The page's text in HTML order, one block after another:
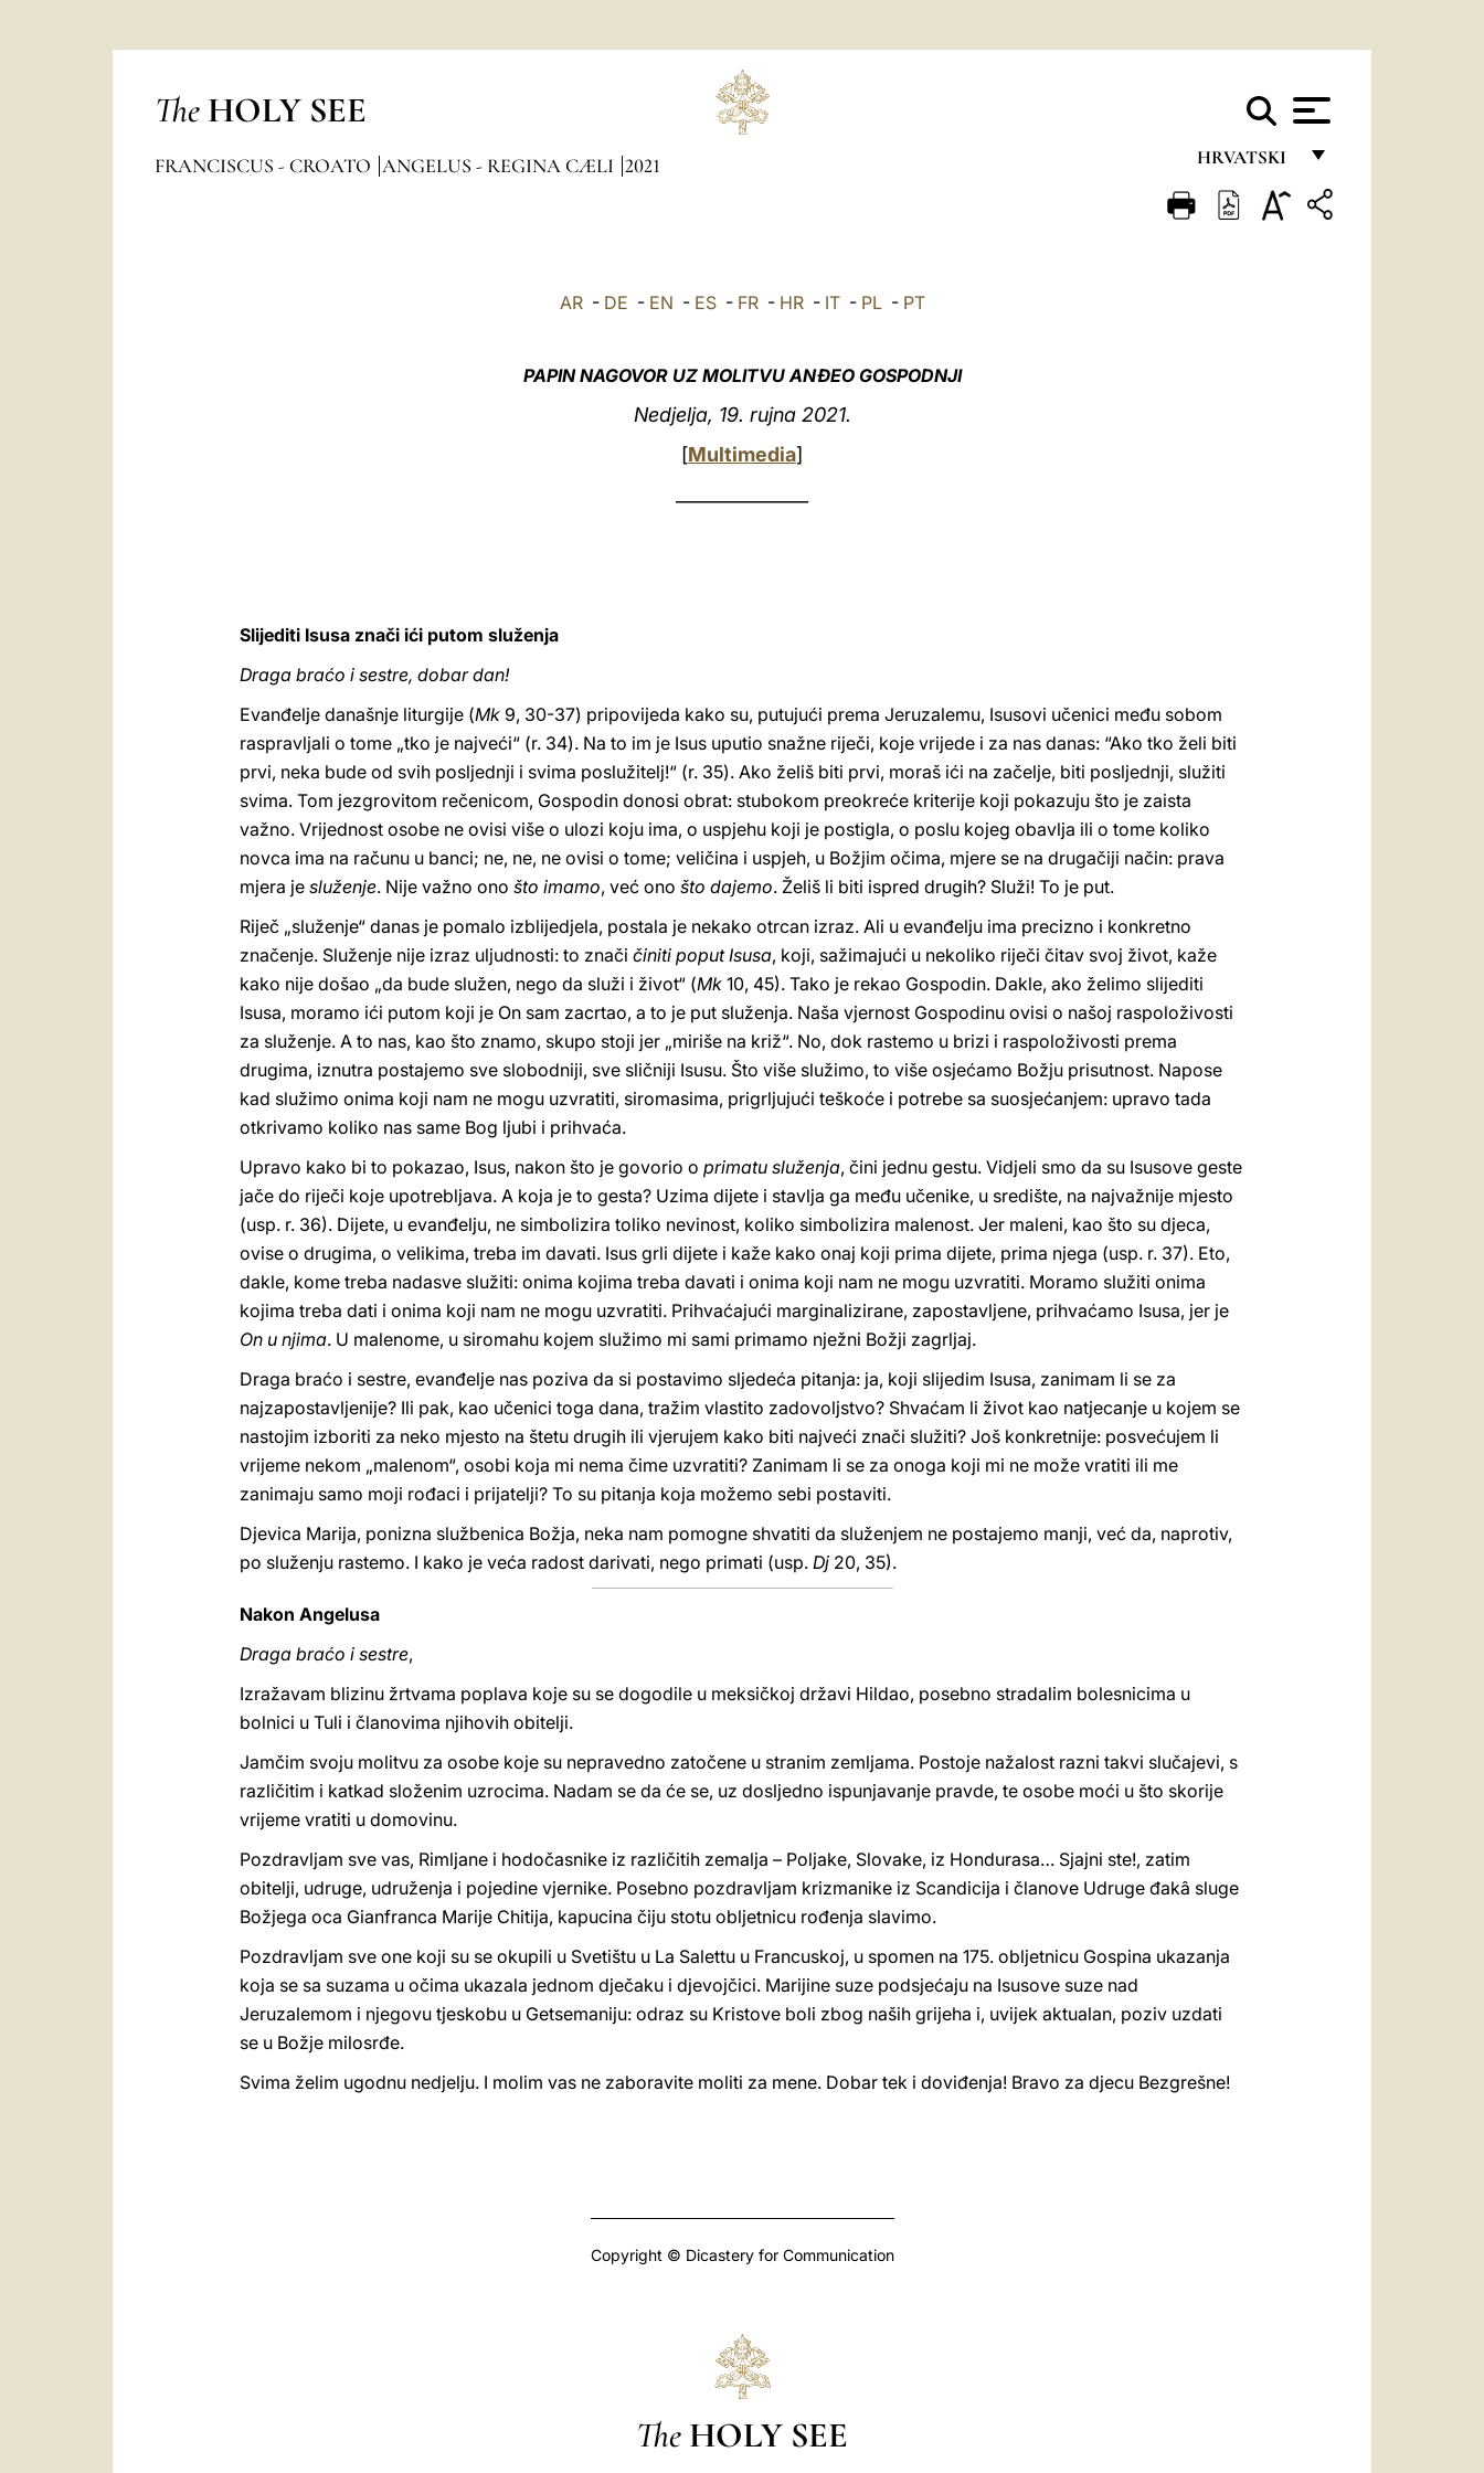
The HOLY SEE
HRVATSKI
FRANÇAIS
FRANCISCUS - CROATO ANGELUS - REGINA CÆLI 2021
AR- DE - EN - ES- FR- HR- IT- PL- PT
PAPIN NAGOVOR UZ MOLITVU ANĐEO GOSPODNJI
Nedjelja, 19. rujna 2021.
[Multimedia]
Slijediti Isusa znači ići putom služenja
Draga braćo i sestre, dobar dan!
Evanđelje današnje liturgije (Mk 9, 30-37) pripovijeda kako su, putujući prema Jeruzalemu, Isusovi učenici među sobom
raspravljali o tome „tko je najveći“ (r. 34). Na to im je Isus uputio snažne riječi, koje vrijede i za nas danas: “Ako tko želi biti
prvi, neka bude od svih posljednji i svima poslužitelj!“ (r. 35). Ako želiš biti prvi, moraš ići na začelje, biti posljednji, služiti
svima. Tom jezgrovitom rečenicom, Gospodin donosi obrat: stubokom preokreće kriterije koji pokazuju što je zaista
važno. Vrijednost osobe ne ovisi više o ulozi koju ima, o uspjehu koji je postigla, o poslu kojeg obavlja ili o tome koliko
novca ima na računu u banci; ne, ne, ne ovisi o tome; veličina i uspjeh, u Božjim očima, mjere se na drugačiji način: prava
mjera je služenje. Nije važno ono što imamo, već ono što dajemo. Želiš li biti ispred drugih? Služi! To je put.
Riječ „služenje“ danas je pomalo izblijedjela, postala je nekako otrcan izraz. Ali u evanđelju ima precizno i konkretno
značenje. Služenje nije izraz uljudnosti: to znači činiti poput Isusa, koji, sažimajući u nekoliko riječi čitav svoj život, kaže
kako nije došao „da bude služen, nego da služi i život“ (Mk 10, 45). Tako je rekao Gospodin. Dakle, ako želimo slijediti
Isusa, moramo ići putom koji je On sam zacrtao, a to je put služenja. Naša vjernost Gospodinu ovisi o našoj raspoloživosti
za služenje. A to nas, kao što znamo, skupo stoji jer „miriše na križ“. No, dok rastemo u brizi i raspoloživosti prema
drugima, iznutra postajemo sve slobodniji, sve sličniji Isusu. Što više služimo, to više osjećamo Božju prisutnost. Napose
kad služimo onima koji nam ne mogu uzvratiti, siromasima, prigrljujući teškoće i potrebe sa suosjećanjem: upravo tada
otkrivamo koliko nas same Bog ljubi i prihvaća.
Upravo kako bi to pokazao, Isus, nakon što je govorio o primatu služenja, čini jednu gestu. Vidjeli smo da su Isusove geste
jače do riječi koje upotrebljava. A koja je to gesta? Uzima dijete i stavlja ga među učenike, u središte, na najvažnije mjesto
(usp. r. 36). Dijete, u evanđelju, ne simbolizira toliko nevinost, koliko simbolizira malenost. Jer maleni, kao što su djeca,
ovise o drugima, o velikima, treba im davati. Isus grli dijete i kaže kako onaj koji prima dijete, prima njega (usp. r. 37). Eto,
dakle, kome treba nadasve služiti: onima kojima treba davati i onima koji nam ne mogu uzvratiti. Moramo služiti onima
kojima treba dati i onima koji nam ne mogu uzvratiti. Prihvaćajući marginalizirane, zapostavljene, prihvaćamo Isusa, jer je
On u njima. U malenome, u siromahu kojem služimo mi sami primamo nježni Božji zagrljaj.
Draga braćo i sestre, evanđelje nas poziva da si postavimo sljedeća pitanja: ja, koji slijedim Isusa, zanimam li se za
najzapostavljenije? Ili pak, kao učenici toga dana, tražim vlastito zadovoljstvo? Shvaćam li život kao natjecanje u kojem se
nastojim izboriti za neko mjesto na štetu drugih ili vjerujem kako biti najveći znači služiti? Još konkretnije: posvećujem li
vrijeme nekom „malenom“, osobi koja mi nema čime uzvratiti? Zanimam li se za onoga koji mi ne može vratiti ili me
zanimaju samo moji rođaci i prijatelji? To su pitanja koja možemo sebi postaviti.
Djevica Marija, ponizna službenica Božja, neka nam pomogne shvatiti da služenjem ne postajemo manji, već da, naprotiv,
po služenju rastemo. I kako je veća radost darivati, nego primati (usp. Dj 20, 35).
Nakon Angelusa
Draga braćo i sestre,
Izražavam blizinu žrtvama poplava koje su se dogodile u meksičkoj državi Hildao, posebno stradalim bolesnicima u
bolnici u Tuli i članovima njihovih obitelji.
Jamčim svoju molitvu za osobe koje su nepravedno zatočene u stranim zemljama. Postoje nažalost razni takvi slučajevi, s
različitim i katkad složenim uzrocima. Nadam se da će se, uz dosljedno ispunjavanje pravde, te osobe moći u što skorije
vrijeme vratiti u domovinu.
Pozdravljam sve vas, Rimljane i hodočasnike iz različitih zemalja – Poljake, Slovake, iz Hondurasa… Sjajni ste!, zatim
obitelji, udruge, udruženja i pojedine vjernike. Posebno pozdravljam krizmanike iz Scandicija i članove Udruge đakâ sluge
Božjega oca Gianfranca Marije Chitija, kapucina čiju stotu obljetnicu rođenja slavimo.
Pozdravljam sve one koji su se okupili u Svetištu u La Salettu u Francuskoj, u spomen na 175. obljetnicu Gospina ukazanja
koja se sa suzama u očima ukazala jednom dječaku i djevojčici. Marijine suze podsjećaju na Isusove suze nad
Jeruzalemom i njegovu tjeskobu u Getsemaniju: odraz su Kristove boli zbog naših grijeha i, uvijek aktualan, poziv uzdati
se u Božje milosrđe.
Svima želim ugodnu nedjelju. I molim vas ne zaboravite moliti za mene. Dobar tek i doviđenja! Bravo za djecu Bezgrešne!
Copyright © Dicastery for Communication
The HOLY SEE